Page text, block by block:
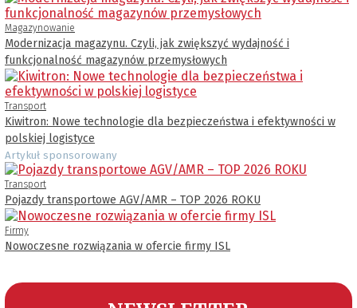
Magazynowanie
Modernizacja magazynu. Czyli, jak zwiększyć wydajność i
funkcjonalność magazynów przemysłowych
Transport
Kiwitron: Nowe technologie dla bezpieczeństwa i efektywności w
polskiej logistyce
Artykuł sponsorowany
Transport
Pojazdy transportowe AGV/AMR – TOP 2026 ROKU
Firmy
Nowoczesne rozwiązania w ofercie firmy ISL